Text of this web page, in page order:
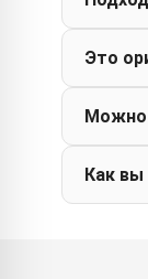
Это
Можно
Как